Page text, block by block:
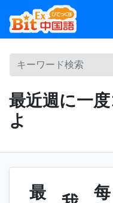
最近週に一
よ
最
每